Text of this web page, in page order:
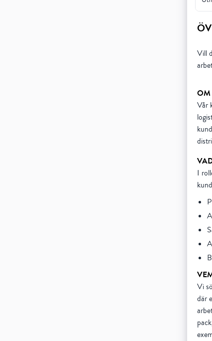
Vill
OM
Vår
I
Vi
där